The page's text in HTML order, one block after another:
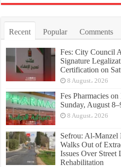
Recent Popular Comments
Fes: City Council
Signature
Certification on
8 August، 2026
Fes Pharmacies
Sunday, August
8 August، 2026
Sefrou: Al-
Walks Out of
Issues Over
Rehabilitation